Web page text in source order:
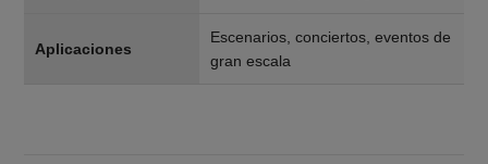
Aplicaciones
Escenarios, conciertos, eventos de
gran escala